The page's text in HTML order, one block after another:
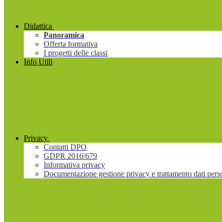
Didattica
Panoramica
Offerta formativa
I progetti delle classi
Info Utili
Privacy
Contatti DPO
GDPR 2016/679
Informativa privacy
Documentazione gestione privacy e trattamento dati